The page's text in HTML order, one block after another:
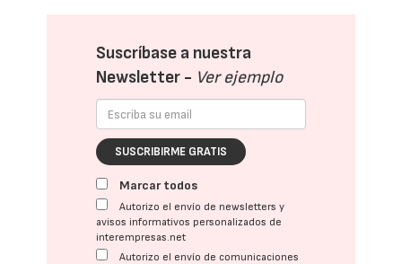
Suscríbase a nuestra
Newsletter - Ver ejemplo
SUSCRIBIRME GRATIS
Marcar todos
Autorizo el envío de newsletters y
avisos informativos personalizados de
interempresas.net
Autorizo el envío de comunicaciones